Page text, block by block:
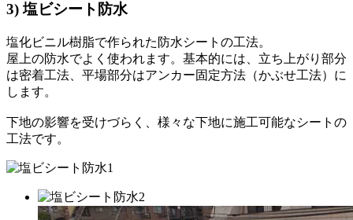
3) 塩ビシート防水
塩化ビニル樹脂で作られた防水シートの工法。
屋上の防水でよく使われます。基本的には、立ち上がり部分
は密着工法、平場部分はアンカー固定方法（かぶせ工法）に
します。
下地の影響を受けづらく、様々な下地に施工可能なシートの
工法です。